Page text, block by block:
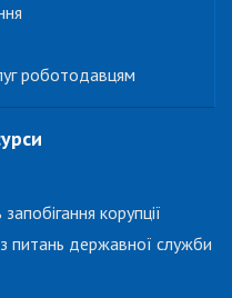
роботодавцям
корупції
питань державної служби